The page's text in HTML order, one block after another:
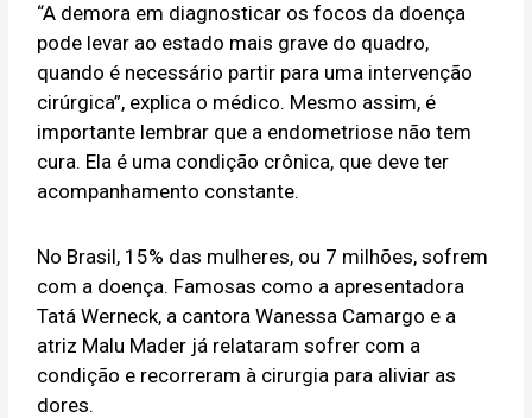
“A demora em diagnosticar os focos da doença
pode levar ao estado mais grave do quadro,
quando é necessário partir para uma intervenção
cirúrgica”, explica o médico. Mesmo assim, é
importante lembrar que a endometriose não tem
cura. Ela é uma condição crônica, que deve ter
acompanhamento constante.
No Brasil, 15% das mulheres, ou 7 milhões, sofrem
com a doença. Famosas como a apresentadora
Tatá Werneck, a cantora Wanessa Camargo e a
atriz Malu Mader já relataram sofrer com a
condição e recorreram à cirurgia para aliviar as
dores.